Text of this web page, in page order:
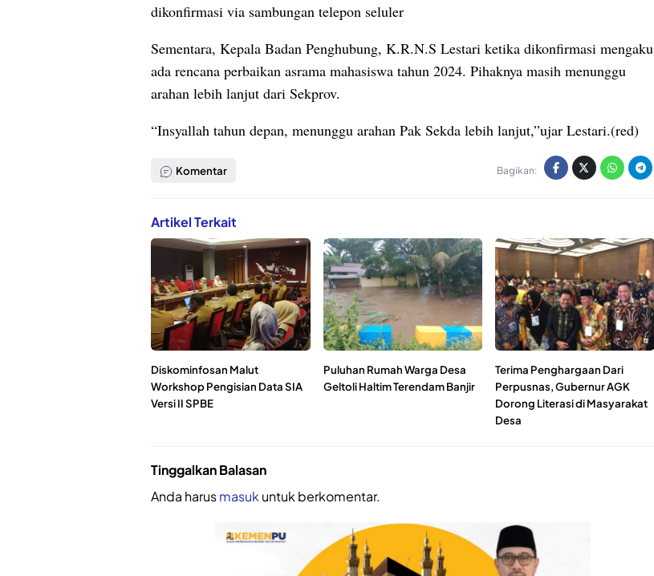
dikonfirmasi via sambungan telepon seluler
Sementara, Kepala Badan Penghubung, K.R.N.S Lestari ketika dikonfirmasi mengaku
ada rencana perbaikan asrama mahasiswa tahun 2024. Pihaknya masih menunggu
arahan lebih lanjut dari Sekprov.
“Insyallah tahun depan, menunggu arahan Pak Sekda lebih lanjut,”ujar Lestari.(red)
Komentar Bagikan:
Artikel Terkait
Diskominfosan Malut
Workshop Pengisian Data SIA
Versi II SPBE
Puluhan Rumah Warga Desa
Geltoli Haltim Terendam Banjir
Terima Penghargaan Dari
Perpusnas, Gubernur AGK
Dorong Literasi di Masyarakat
Desa
Tinggalkan Balasan
Anda harusmasukuntuk berkomentar.